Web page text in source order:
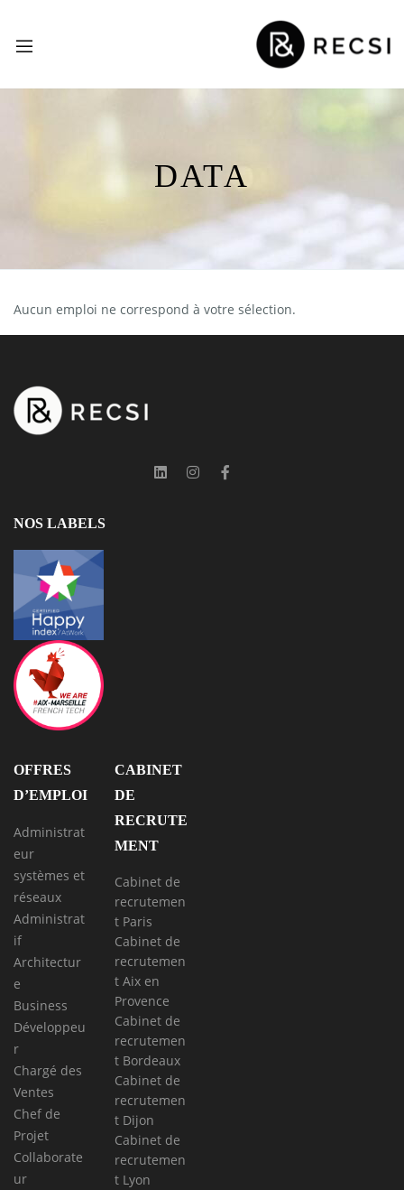
DATA
Aucun emploi ne correspond à votre sélection.
NOS LABELS
OFFRES
D’EMPLOI
Administrat
eur
systèmes et
réseaux
Administrat
if
Architectur
e
Business
Développeu
r
Chargé des
Ventes
Chef de
Projet
Collaborate
ur
CABINET
DE
RECRUTE
MENT
Cabinet de
recrutemen
t Paris
Cabinet de
recrutemen
t Aix en
Provence
Cabinet de
recrutemen
t Bordeaux
Cabinet de
recrutemen
t Dijon
Cabinet de
recrutemen
t Lyon